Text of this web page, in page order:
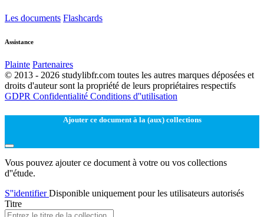
Les documents Flashcards
Assistance
Plainte Partenaires
© 2013 - 2026 studylibfr.com toutes les autres marques déposées et
droits d'auteur sont la propriété de leurs propriétaires respectifs
GDPR Confidentialité Conditions d''utilisation
Ajouter ce document à la (aux) collections
Vous pouvez ajouter ce document à votre ou vos collections
d''étude.
S''identifierDisponible uniquement pour les utilisateurs autorisés
Titre